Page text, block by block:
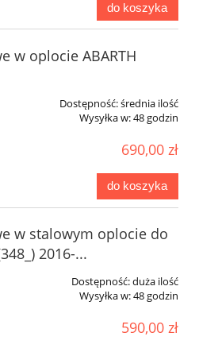
do koszyka
w oplocie ABARTH
Dostępność:średnia ilość
Wysyłka w:48 godzin
690,00 zł
do koszyka
w stalowym oplocie do
2016-...
Dostępność:duża ilość
Wysyłka w:48 godzin
590,00 zł